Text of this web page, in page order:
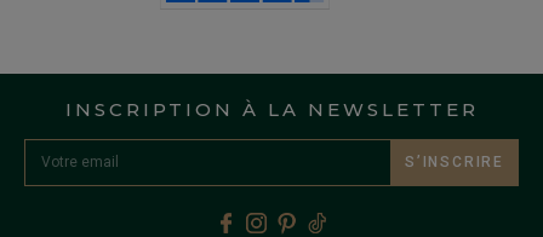
INSCRIPTION À LA NEWSLETTER
S’INSCRIRE